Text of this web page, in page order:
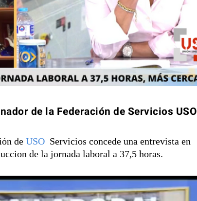
de la Federación de Servicios USO
deUSO Servicios concede una entrevista en
de la jornada laboral a 37,5 horas.